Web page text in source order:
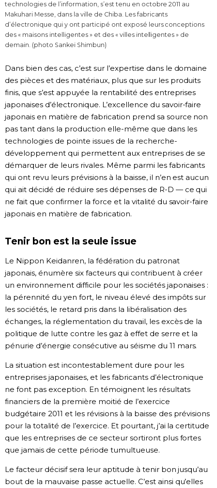
technologies de l’information, s’est tenu en octobre 2011 au
Makuhari Messe, dans la ville de Chiba. Les fabricants
d’électronique qui y ont participé ont exposé leurs conceptions
des « maisons intelligentes » et des « villes intelligentes » de
demain. (photo Sankei Shimbun)
Dans bien des cas, c’est sur l’expertise dans le domaine
des pièces et des matériaux, plus que sur les produits
finis, que s’est appuyée la rentabilité des entreprises
japonaises d’électronique. L’excellence du savoir-faire
japonais en matière de fabrication prend sa source non
pas tant dans la production elle-même que dans les
technologies de pointe issues de la recherche-
développement qui permettent aux entreprises de se
démarquer de leurs rivales. Même parmi les fabricants
qui ont revu leurs prévisions à la baisse, il n’en est aucun
qui ait décidé de réduire ses dépenses de R-D — ce qui
ne fait que confirmer la force et la vitalité du savoir-faire
japonais en matière de fabrication.
Tenir bon est la seule issue
Le Nippon Keidanren, la fédération du patronat
japonais, énumère six facteurs qui contribuent à créer
un environnement difficile pour les sociétés japonaises :
la pérennité du yen fort, le niveau élevé des impôts sur
les sociétés, le retard pris dans la libéralisation des
échanges, la réglementation du travail, les excès de la
politique de lutte contre les gaz à effet de serre et la
pénurie d’énergie consécutive au séisme du 11 mars.
La situation est incontestablement dure pour les
entreprises japonaises, et les fabricants d’électronique
ne font pas exception. En témoignent les résultats
financiers de la première moitié de l’exercice
budgétaire 2011 et les révisions à la baisse des prévisions
pour la totalité de l’exercice. Et pourtant, j’ai la certitude
que les entreprises de ce secteur sortiront plus fortes
que jamais de cette période tumultueuse.
Le facteur décisif sera leur aptitude à tenir bon jusqu’au
bout de la mauvaise passe actuelle. C’est ainsi qu’elles